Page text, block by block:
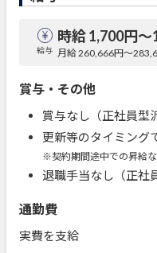
給与
時給 1,700円〜
月給 260,666円～
賞与・その他
賞与なし（正社員型
更新等のタイミング
※契約期間途中での昇給
退職手当なし（正社
通勤費
実費を支給